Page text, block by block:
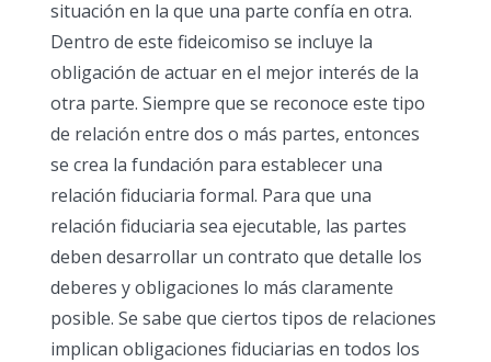
situación en la que una parte confía en otra.
Dentro de este fideicomiso se incluye la
obligación de actuar en el mejor interés de la
otra parte. Siempre que se reconoce este tipo
de relación entre dos o más partes, entonces
se crea la fundación para establecer una
relación fiduciaria formal. Para que una
relación fiduciaria sea ejecutable, las partes
deben desarrollar un contrato que detalle los
deberes y obligaciones lo más claramente
posible. Se sabe que ciertos tipos de relaciones
implican obligaciones fiduciarias en todos los